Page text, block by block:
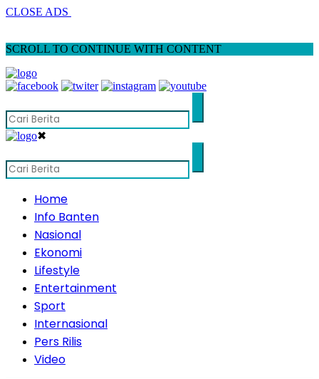
CLOSE ADS
SCROLL TO CONTINUE WITH CONTENT
✖
Home
Info Banten
Nasional
Ekonomi
Lifestyle
Entertainment
Sport
Internasional
Pers Rilis
Video